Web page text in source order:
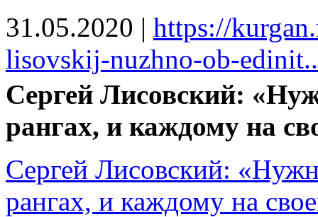
31.05.2020 | https://
lisovskij-nuzhno-ob-
Сергей Лисовский:
рангах, и каждому на
Сергей Лисовский:
рангах, и каждому на